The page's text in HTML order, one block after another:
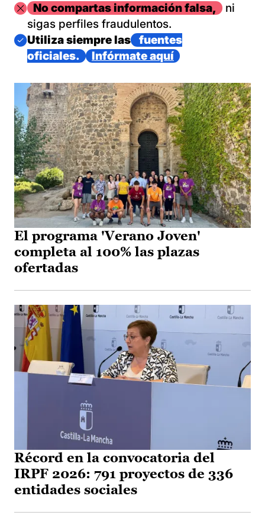
ImagenNo compartas información falsa,
ni
sigas perfiles fraudulentos.
Imagen
Utiliza siempre las
fuentes
oficiales.
Infórmate aquí
El programa 'Verano Joven'
completa al 100% las plazas
ofertadas
Récord en la convocatoria del
IRPF 2026: 791 proyectos de 336
entidades sociales